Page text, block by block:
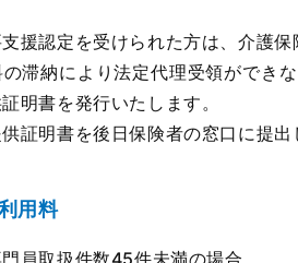
援認定を受けられた方は、介護
滞納により法定代理受領ができ
明書を発行いたします。
証明書を後日保険者の窓口に提
用料